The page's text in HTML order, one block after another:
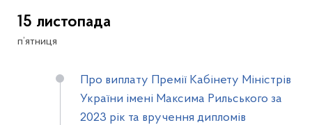
15 листопада
п’ятниця
Про виплату Премії Кабінету Міністрів
України імені Максима Рильського за
2023 рік та вручення дипломів